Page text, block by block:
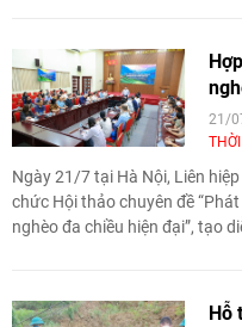
21/
Ngày 21/7 tại Hà Nội, Liên
chức Hội thảo chuyên đề
nghèo đa chiều hiện đại”, tạo
nguồn lực cho công tác giảmHỗ